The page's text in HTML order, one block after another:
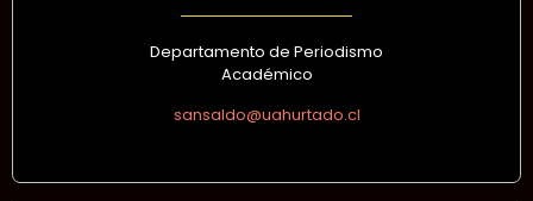
Departamento de Periodismo
Académico
sansaldo@uahurtado.cl